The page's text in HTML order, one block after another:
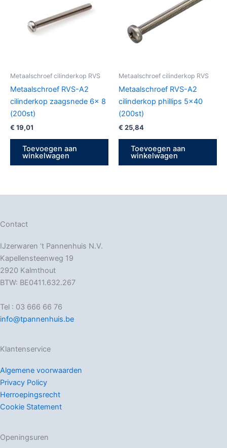
Metaalschroef cilinderkop RVS
Metaalschroef RVS-A2
cilinderkop zaagsnede 6x 8
(200st)
€ 19,01
Toevoegen aan
winkelwagen
Metaalschroef cilinderkop RVS
Metaalschroef RVS-A2
cilinderkop phillips 5×40
(200st)
€ 25,84
Toevoegen aan
winkelwagen
Contact
IJzerwaren ‘t Pannenhuis N.V.
Kapellensteenweg 19
2920 Kalmthout
BTW: BE0411.632.267
Tel : 03 666 66 76
info@tpannenhuis.be
Klantenservice
Algemene voorwaarden
Privacy Policy
Herroepingsrecht
Cookie Statement
Openingsuren